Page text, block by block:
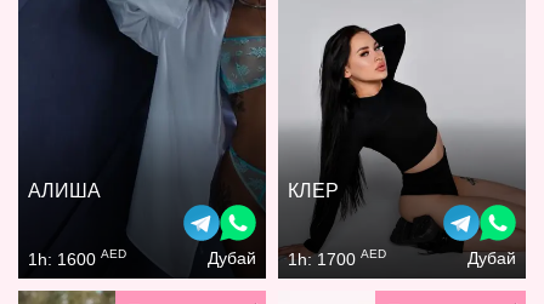
АЛИША
1h: 1600 AED Дубай
КЛЕР
1h: 1700 AED Дубай